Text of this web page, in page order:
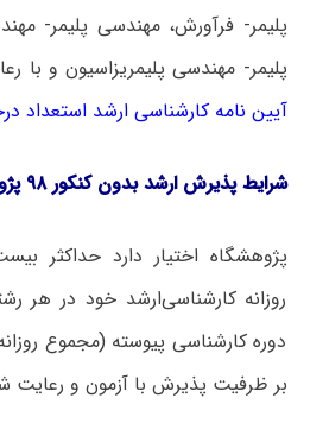
پلیمر- فرآورش، مهندسی پلیمر-
پلیمر- مهندسی پلیمریزاسیون و با
آیین نامه کارشناسی ارشد استعداد
شرایطپذیرش ارشد بدون کنکور ۹۸ پژوهشگاه پلیمر
پژوهشگاه اختیار دارد حداکثر
روزانه کارشناسی‌ارشد خود در هر
دوره کارشناسی پیوسته (مجموع
بر ظرفیت پذیرش با آزمون و